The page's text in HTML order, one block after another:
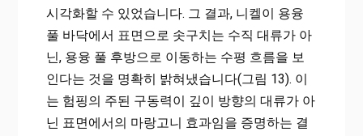
시각화할 수 있었습니다. 그 결과, 니켈이 용융
풀 바닥에서 표면으로 솟구치는 수직 대류가 아
닌, 용융 풀 후방으로 이동하는 수평 흐름을 보
인다는 것을 명확히 밝혀냈습니다(그림 13). 이
는 험핑의 주된 구동력이 깊이 방향의 대류가 아
닌 표면에서의 마랑고니 효과임을 증명하는 결